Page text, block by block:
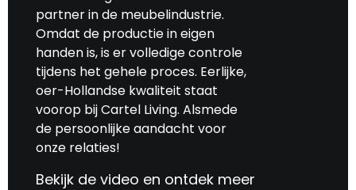
partner in de meubelindustrie.
Omdat de productie in eigen
handen is, is er volledige controle
tijdens het gehele proces. Eerlijke,
oer-Hollandse kwaliteit staat
voorop bij Cartel Living. Alsmede
de persoonlijke aandacht voor
onze relaties!
Bekijk de video en ontdek meer